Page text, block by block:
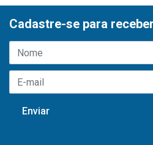
Cadastre-se para